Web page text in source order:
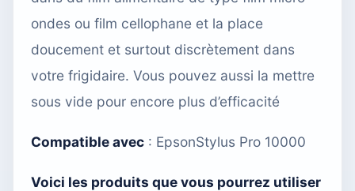
ondes ou film cellophane et la place
doucement et surtout discrètement dans
votre frigidaire. Vous pouvez aussi la mettre
sous vide pour encore plus d’efficacité
Compatible avec : EpsonStylus Pro 10000
Voici les produits que vous pourrez utiliser